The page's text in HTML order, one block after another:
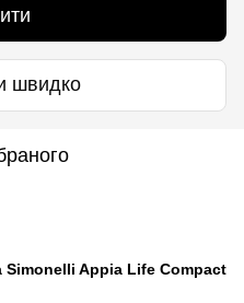
швидко
Simonelli Appia Life Compact